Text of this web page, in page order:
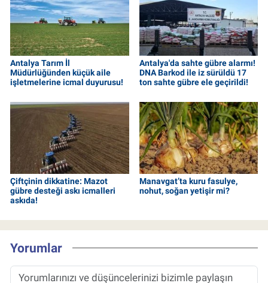
Antalya Tarım İl
Müdürlüğünden küçük aile
işletmelerine icmal duyurusu!
Antalya'da sahte gübre alarmı!
DNA Barkod ile iz sürüldü 17
ton sahte gübre ele geçirildi!
Çiftçinin dikkatine: Mazot
gübre desteği askı icmalleri
askıda!
Manavgat’ta kuru fasulye,
nohut, soğan yetişir mi?
Yorumlar